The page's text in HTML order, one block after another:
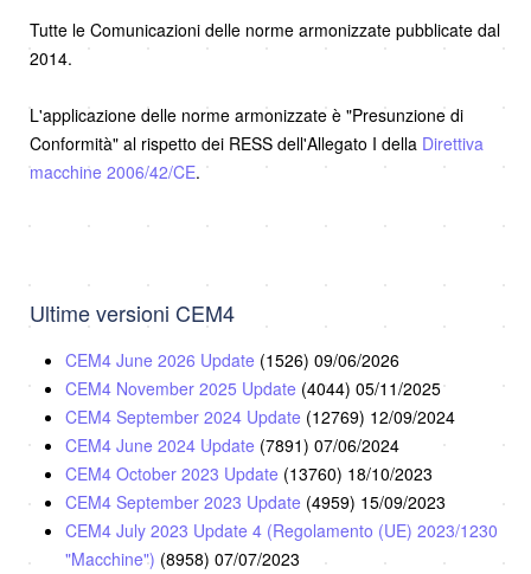
Tutte le Comunicazioni delle norme armonizzate pubblicate dal
2014.
L'applicazione delle norme armonizzate è "Presunzione di
Conformità" al rispetto dei RESS dell'Allegato I della Direttiva
macchine 2006/42/CE.
Ultime versioni CEM4
CEM4 June 2026 Update (1526) 09/06/2026
CEM4 November 2025 Update (4044) 05/11/2025
CEM4 September 2024 Update (12769) 12/09/2024
CEM4 June 2024 Update (7891) 07/06/2024
CEM4 October 2023 Update (13760) 18/10/2023
CEM4 September 2023 Update (4959) 15/09/2023
CEM4 July 2023 Update 4 (Regolamento (UE) 2023/1230
"Macchine") (8958) 07/07/2023